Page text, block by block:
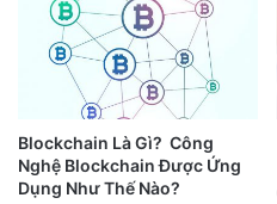
Blockchain Là Gì? Công
Nghệ Blockchain Được Ứng
Dụng Như Thế Nào?